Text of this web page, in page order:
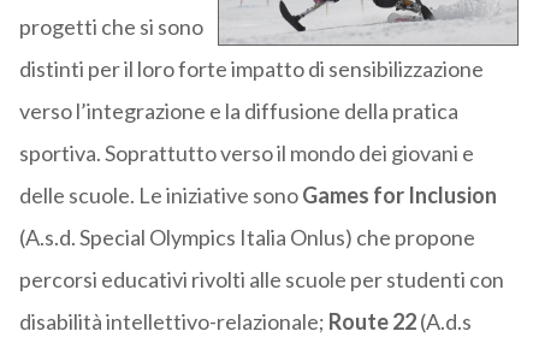
progetti che si sono
distinti per il loro forte impatto di sensibilizzazione
verso l’integrazione e la diffusione della pratica
sportiva. Soprattutto verso il mondo dei giovani e
delle scuole. Le iniziative sonoGames for Inclusion
(A.s.d. Special Olympics Italia Onlus) che propone
percorsi educativi rivolti alle scuole per studenti con
disabilità intellettivo-relazionale; Route 22(A.d.s